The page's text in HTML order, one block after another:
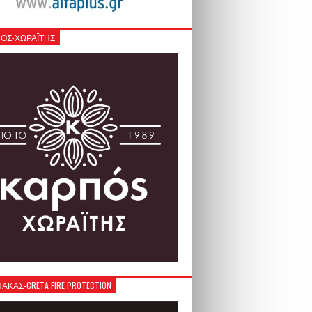
ΧΩΡΑΪΤΗΣ
CRETA FIRE PROTECTION